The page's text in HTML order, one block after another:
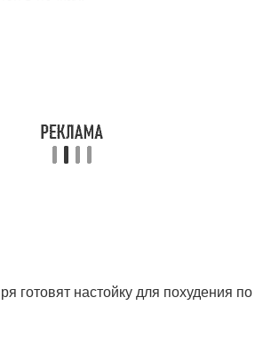
готовят настойку для похудения по